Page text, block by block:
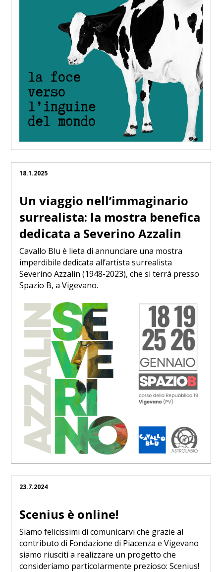
18.1.2025
Un viaggio nell’immaginario
surrealista: la mostra benefica
dedicata a Severino Azzalin
Cavallo Blu è lieta di annunciare una mostra
imperdibile dedicata all’artista surrealista
Severino Azzalin (1948-2023), che si terrà presso
Spazio B, a Vigevano.
23.7.2024
Scenius è online!
Siamo felicissimi di comunicarvi che grazie al
contributo di Fondazione di Piacenza e Vigevano
siamo riusciti a realizzare un progetto che
consideriamo particolarmente prezioso: Scenius!